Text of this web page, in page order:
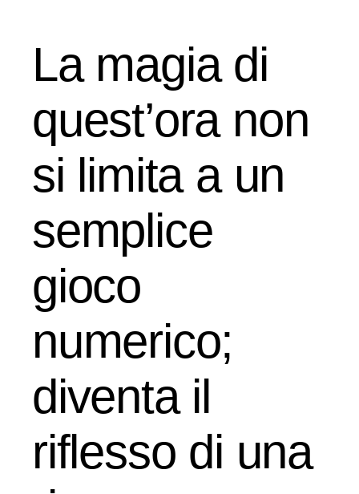
La magia di
quest’ora non
si limita a un
semplice
gioco
numerico;
diventa il
riflesso di una